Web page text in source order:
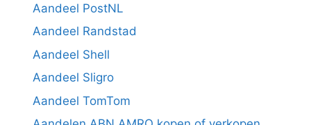
Aandeel PostNL
Aandeel Randstad
Aandeel Shell
Aandeel Sligro
Aandeel TomTom